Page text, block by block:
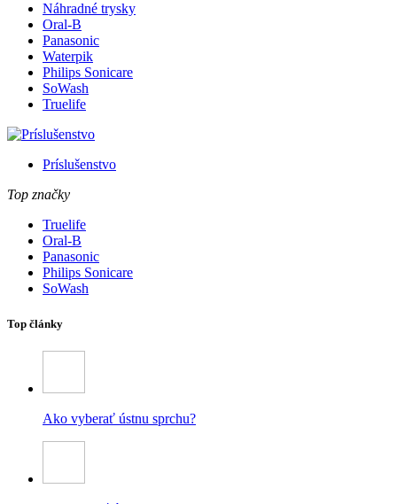
Náhradné trysky
Oral-B
Panasonic
Waterpik
Philips Sonicare
SoWash
Truelife
Príslušenstvo
Top značky
Truelife
Oral-B
Panasonic
Philips Sonicare
SoWash
Top články
Ako vyberať ústnu sprchu?